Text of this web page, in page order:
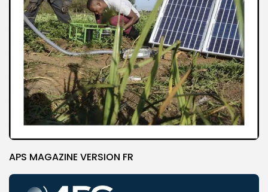
APS MAGAZINE VERSION FR